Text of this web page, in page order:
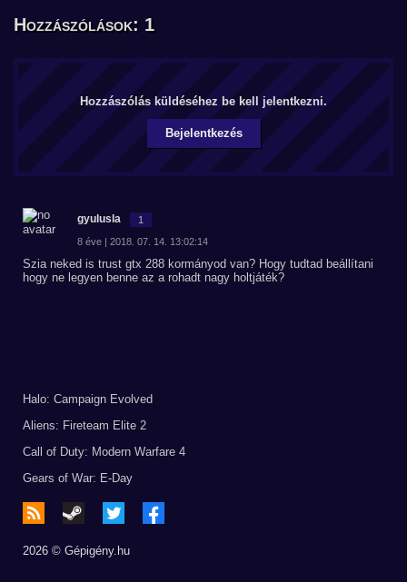
Hozzászólások: 1
Hozzászólás küldéséhez be kell jelentkezni.
Bejelentkezés
gyulusla 1
8 éve | 2018. 07. 14. 13:02:14
Szia neked is trust gtx 288 kormányod van? Hogy tudtad beállítani
hogy ne legyen benne az a rohadt nagy holtjáték?
Halo: Campaign Evolved
Aliens: Fireteam Elite 2
Call of Duty: Modern Warfare 4
Gears of War: E-Day
2026 © Gépigény.hu